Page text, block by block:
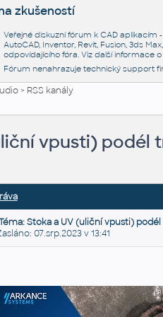
zkušeností
Veřejné diskuzní fórum k CAD
AutoCAD, Inventor, Revit, Fusion, 3ds
odpovídajícího fóra. Viz další informace o
Fórum nenahrazuje technický support
> RSS kanály
vpusti) podél
Stoka a UV (uliční vpusti) podél
07.srp.2023 v 13:41